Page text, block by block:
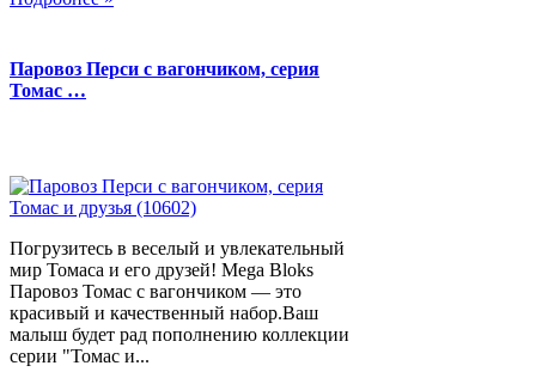
Паровоз Перси с вагончиком, серия
Томас …
Погрузитесь в веселый и увлекательный
мир Томаса и его друзей! Mega Bloks
Паровоз Томас с вагончиком — это
красивый и качественный набор.Ваш
малыш будет рад пополнению коллекции
серии "Томас и...